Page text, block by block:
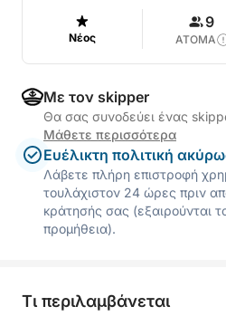
Νέος
9
ΑΤΟΜΑ
Με τον skipper
Θα σας συνοδεύει ένας
Μάθετε περισσότερα
Ευέλικτη πολιτική
Λάβετε πλήρη επιστροφή
τουλάχιστον 24 ώρες πριν
κράτησής σας (εξαιρούνται
προμήθεια).
Τι περιλαμβάνεται